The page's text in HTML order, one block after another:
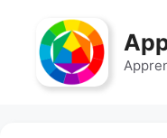
contenu